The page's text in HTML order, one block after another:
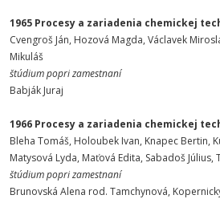
1965 Procesy a zariadenia chemickej
Cvengroš Ján, Hozová Magda, Václavek
Mikuláš
štúdium popri zamestnaní
Babják Juraj
1966 Procesy a zariadenia chemickej
Bleha Tomáš, Holoubek Ivan, Knapec Bertin,
Matysová Lyda, Maťová Edita, Sabadoš Július,
štúdium popri zamestnaní
Brunovská Alena rod. Tamchynová,